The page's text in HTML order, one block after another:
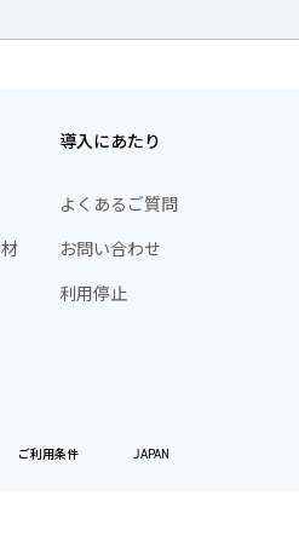
導入にあたり
よくあるご質問
お問い合わせ
利用停止
ご利用条件 JAPAN